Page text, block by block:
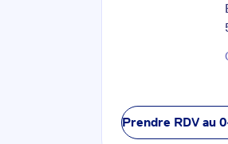
Prendre RDV au